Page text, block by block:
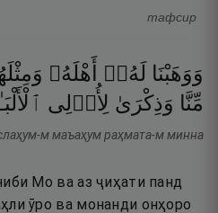
тафсир
وَوَهَبْنَا لَهُۥٓ أَهْلَهُۥ
مِّنَّا وَذِكْرَىٰ لِأُو۟لِى
м маъаҳум раҳмата-м минна
Мо ва аз ҷиҳати панд
ӯро ва монанди онҳоро